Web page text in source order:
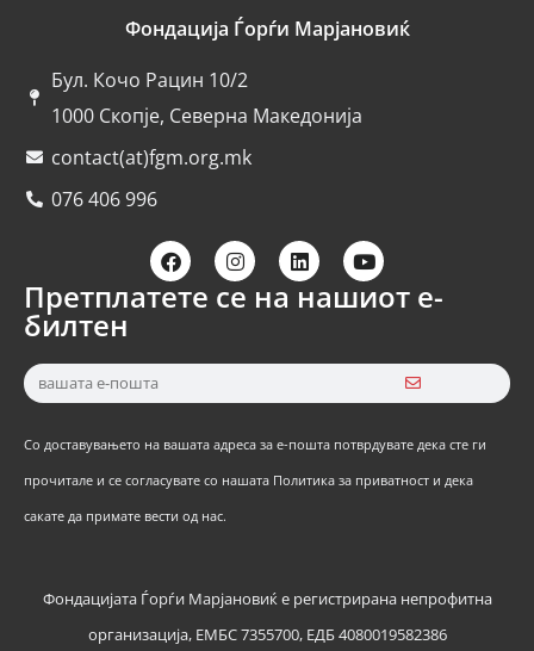
Фондација Ѓорѓи Марјановиќ
Бул. Кочо Рацин 10/2
1000 Скопје, Северна Македонија
contact(at)fgm.org.mk
076 406 996
Претплатете се на нашиот е-
билтен
Со доставувањето на вашата адреса за е-пошта потврдувате дека сте ги
прочитале и се согласувате со нашата Политика за приватност и дека
сакате да примате вести од нас.
Фондацијата Ѓорѓи Марјановиќ е регистрирана непрофитна
организација, ЕМБС 7355700, ЕДБ 4080019582386